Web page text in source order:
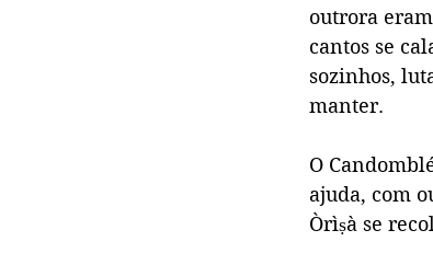
outrora
cantos se
sozinhos,
manter.
O
ajuda, com
Òrìṣà se